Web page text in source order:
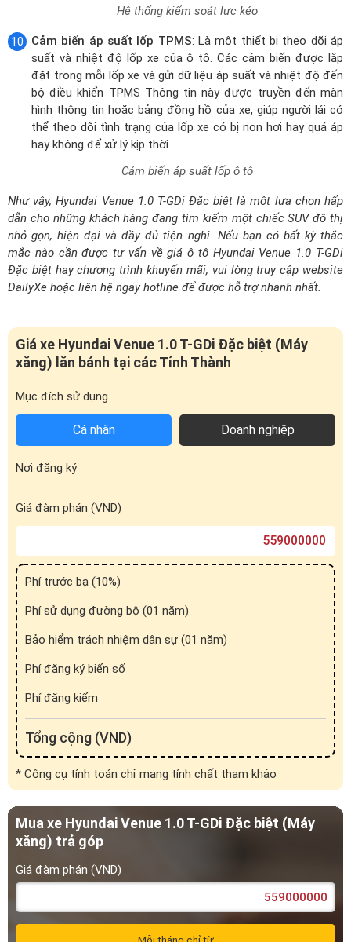
dẫn cho những khách hàng đang tìm kiếm một chiếc SUV đô thị
mắc nào cần được tư vấn về giá ô tô Hyundai Venue 1.0 T-GDi
Đặc biệt hay chương trình khuyến mãi, vui lòng truy cập website
DailyXe hoặc liên hệ ngay hotline để được hỗ trợ nhanh nhất.
Giá xe Hyundai Venue 1.0 T-GDi Đặc biệt (Máy
xăng) lăn bánh tại các Tỉnh Thành
Cá nhân Doanh nghiệp
Nơi đăng ký
Giá đàm phán (VND)
Phí trước bạ (10%)
Phí sử dụng đường bộ (01 năm)
Bảo hiểm trách nhiệm dân sự (01 năm)
Tổng cộng (VND)
* Công cụ tính toán chỉ mang tính chất tham khảo
Mua xe Hyundai Venue 1.0 T-GDi Đặc biệt (Máy
xăng) trả góp
Giá đàm phán (VND)